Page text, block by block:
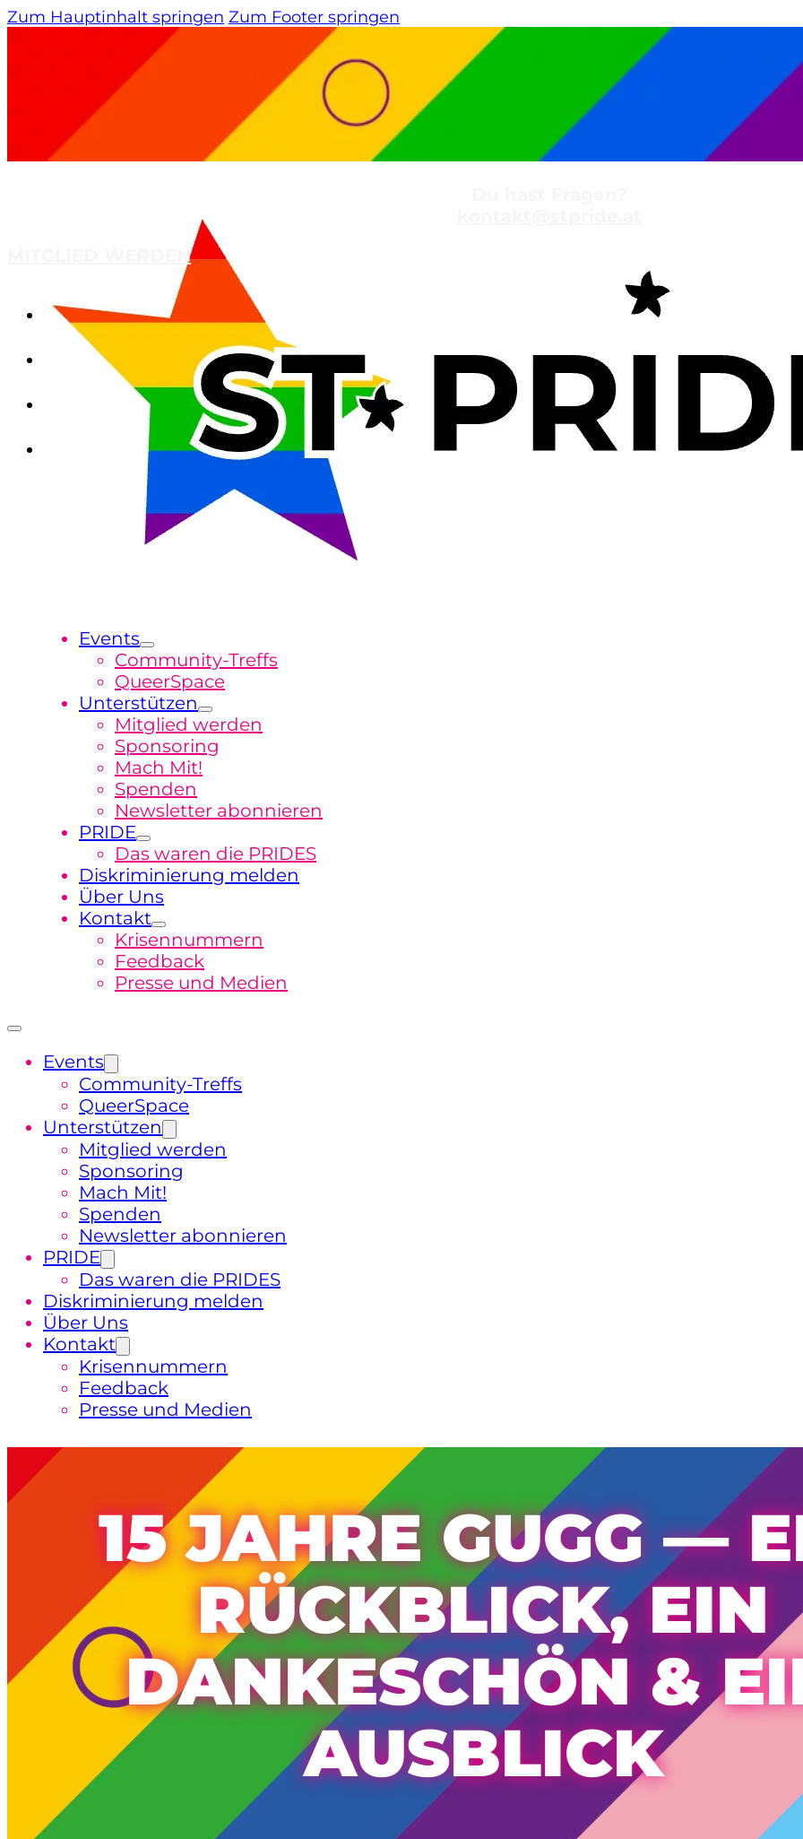
Zum Hauptinhalt springen Zum Footer springen
MITGLIED WERDEN
Events
Community-Treffs
QueerSpace
Unterstützen
Mitglied werden
Sponsoring
Mach Mit!
Spenden
Newsletter abonnieren
PRIDE
Das waren die PRIDES
Diskriminierung melden
Über Uns
Kontakt
Krisennummern
Feedback
Presse und Medien
Events
Community-Treffs
QueerSpace
Unterstützen
Mitglied werden
Sponsoring
Mach Mit!
Spenden
Newsletter abonnieren
PRIDE
Das waren die PRIDES
Diskriminierung melden
Über Uns
Kontakt
Krisennummern
Feedback
Presse und Medien
15 JAHRE GUGG —
RÜCKBLICK, EIN
DANKESCHÖN &
AUSBLICK